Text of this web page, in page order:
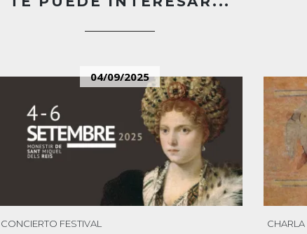
04/09/2025
CONCIERTO FESTIVAL CHARLA